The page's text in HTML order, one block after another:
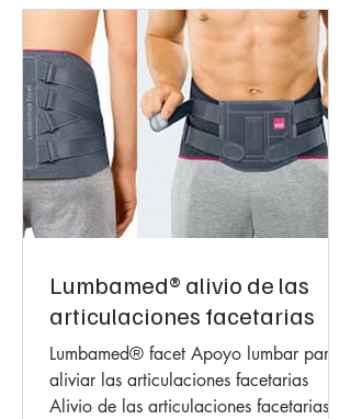
• Después de una lesión en el tendón
• Artrosis retropatellar
• Maltratamiento patelar
• síndrome de plica
Lumbamed® alivio de las
articulaciones facetarias
Lumbamed® facet Apoyo lumbar para
aliviar las articulaciones facetarias
Alivio de las articulaciones facetarias